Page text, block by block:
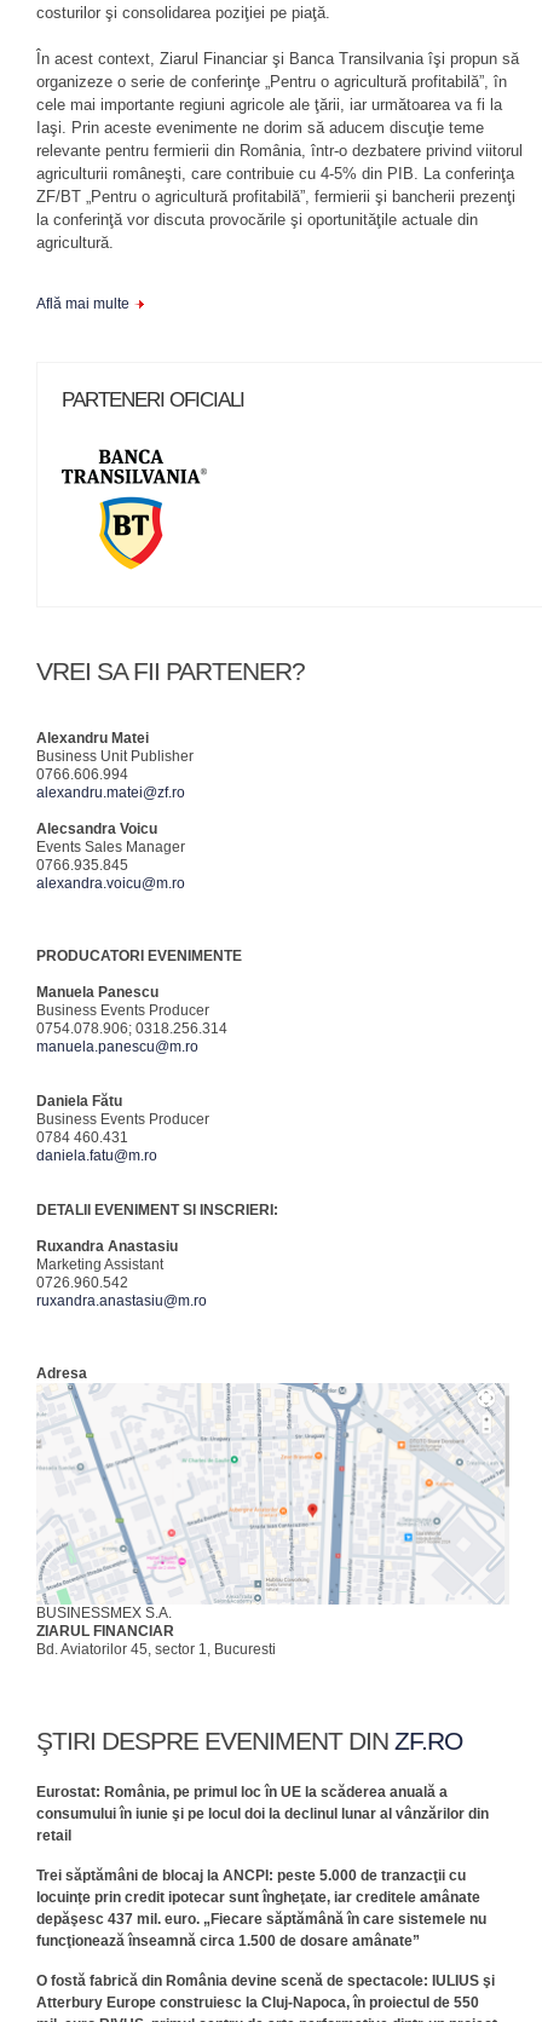
costurilor şi consolidarea poziţiei pe piaţă.
În acest context, Ziarul Financiar şi Banca Transilvania îşi propun să
organizeze o serie de conferinţe „Pentru o agricultură profitabilă”, în
cele mai importante regiuni agricole ale ţării, iar următoarea va fi la
Iaşi. Prin aceste evenimente ne dorim să aducem discuţie teme
relevante pentru fermierii din România, într-o dezbatere privind viitorul
agriculturii româneşti, care contribuie cu 4-5% din PIB. La conferinţa
ZF/BT „Pentru o agricultură profitabilă”, fermierii şi bancherii prezenţi
la conferinţă vor discuta provocările şi oportunităţile actuale din
agricultură.
Află mai multe
PARTENERI OFICIALI
VREI SA FII PARTENER?
Alexandru Matei
Business Unit Publisher
0766.606.994
alexandru.matei@zf.ro
Alecsandra Voicu
Events Sales Manager
0766.935.845
alexandra.voicu@m.ro
PRODUCATORI EVENIMENTE
Manuela Panescu
Business Events Producer
0754.078.906; 0318.256.314
manuela.panescu@m.ro
Daniela Fătu
Business Events Producer
0784 460.431
daniela.fatu@m.ro
DETALII EVENIMENT SI INSCRIERI:
Ruxandra Anastasiu
Marketing Assistant
0726.960.542
ruxandra.anastasiu@m.ro
Adresa
BUSINESSMEX S.A.
ZIARUL FINANCIAR
Bd. Aviatorilor 45, sector 1, Bucuresti
ŞTIRI DESPRE EVENIMENT DIN ZF.RO
Eurostat: România, pe primul loc în UE la scăderea anuală a
consumului în iunie şi pe locul doi la declinul lunar al vânzărilor din
retail
Trei săptămâni de blocaj la ANCPI: peste 5.000 de tranzacţii cu
locuinţe prin credit ipotecar sunt îngheţate, iar creditele amânate
depăşesc 437 mil. euro. „Fiecare săptămână în care sistemele nu
funcţionează înseamnă circa 1.500 de dosare amânate”
O fostă fabrică din România devine scenă de spectacole: IULIUS şi
Atterbury Europe construiesc la Cluj-Napoca, în proiectul de 550